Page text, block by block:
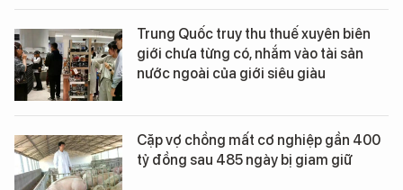
Trung Quốc truy thu thuế xuyên biên
giới chưa từng có, nhắm vào tài sản
nước ngoài của giới siêu giàu
Cặp vợ chồng mất cơ nghiệp gần 400
tỷ đồng sau 485 ngày bị giam giữ